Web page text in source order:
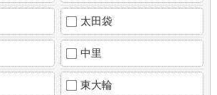
太田袋
中里
東大輪